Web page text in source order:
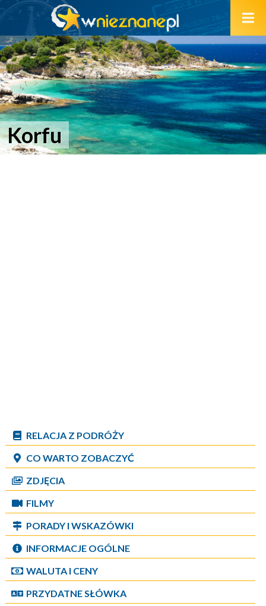
Korfu
RELACJA Z PODRÓŻY
CO WARTO ZOBACZYĆ
ZDJĘCIA
FILMY
PORADY I WSKAZÓWKI
INFORMACJE OGÓLNE
WALUTA I CENY
PRZYDATNE SŁÓWKA